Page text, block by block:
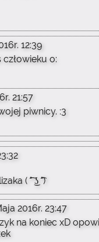
12:39
człowieku o:
21:57
piwnicy. :3
( ͡° ͜ʖ ͡°)
2016r. 23:47
na koniec xD